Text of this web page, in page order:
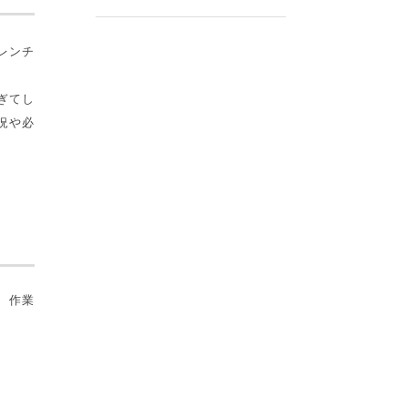
ンチ
てし
や必
作業